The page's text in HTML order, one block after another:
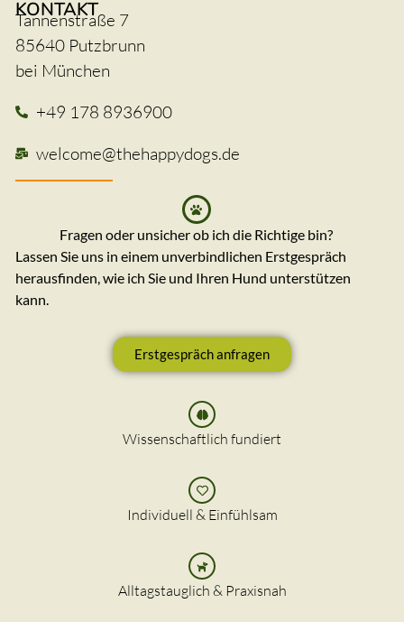
KONTAKT
Tannenstraße 7
85640 Putzbrunn
bei München
+49 178 8936900
welcome@thehappydogs.de
Fragen oder unsicher ob ich die Richtige bin?
Lassen Sie uns in einem unverbindlichen Erstgespräch
herausfinden, wie ich Sie und Ihren Hund unterstützen
kann.
Erstgespräch anfragen
Wissenschaftlich fundiert
Individuell & Einfühlsam
Alltagstauglich & Praxisnah